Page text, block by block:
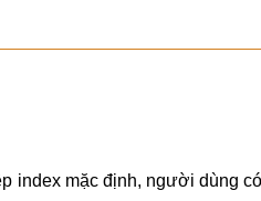
index mặc định, người dùng có